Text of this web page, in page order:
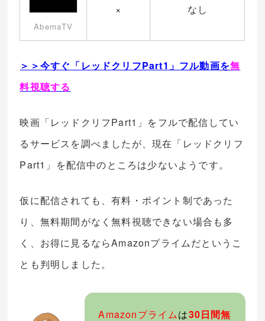
AbemaTV
× なし
＞＞今すぐ「レッドクリフPart1」フル動画を無
料視聴する
映画「レッドクリフPart1」をフルで配信してい
るサービスを調べましたが、現在「レッドクリフ
Part1」を配信中のところは少ないようです。
仮に配信されても、有料・ポイント制であった
り、無料期間がなく無料視聴できない場合も多
く、お得に見るならAmazonプライムだというこ
とも判明しました。
Amazonプライムは30日間無